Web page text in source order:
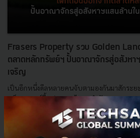
Frasers Property รวบ Golden
ตลาดหลักทรัพย์ฯ ปั้นอาณาจักรสู่อสังหาฯ
เจริญ
เป็นอีกหนึ่งดีลหลายคนจับตามองกันมาสักระย
พร็อพเพอร์ตี้ (ประเทศไทย) จำกัด (มหาชน)
ประกาศเข้าซื้อหุ้นทั้งหมดของ บริษัท แผ่นดิน
พฤษภาคม 23, 2020| By
Techsauce Team